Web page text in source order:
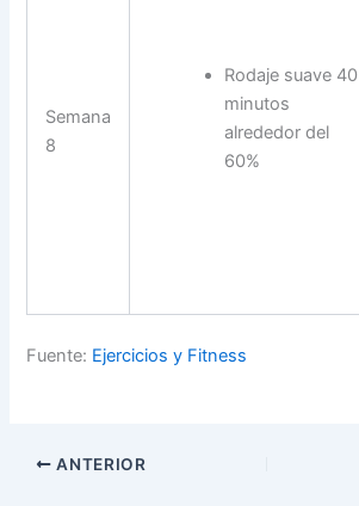
Semana
8
Rodaje suave 40
minutos
alrededor del
60%
Fuente: Ejercicios y Fitness
ANTERIOR